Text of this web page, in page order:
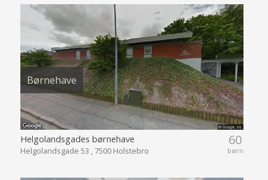
Børnehave
60
børn
Helgolandsgades børnehave
Helgolandsgade 53 , 7500 Holstebro